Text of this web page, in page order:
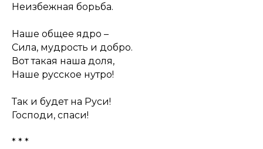
Неизбежная борьба.
Наше общее ядро –
Сила, мудрость и добро.
Вот такая наша доля,
Наше русское нутро!
Так и будет на Руси!
Господи, спаси!
* * *